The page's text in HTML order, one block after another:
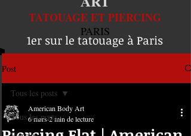
TATOUAGE ET PIERCING
PARIS
1er sur le tatouage à Paris
Post
Tous les posts
Tous les posts
American Body Art
6 mars2 min de lecture